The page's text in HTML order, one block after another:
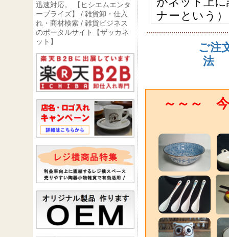
ナーという
に掲げる規
■第1条 （購
①本コーナ
②本コーナー
り自動的に
③甲の取引
られるお知
者。
■第2条 （商
特別販売価
生産国・素
と。
ご注
法
～～～